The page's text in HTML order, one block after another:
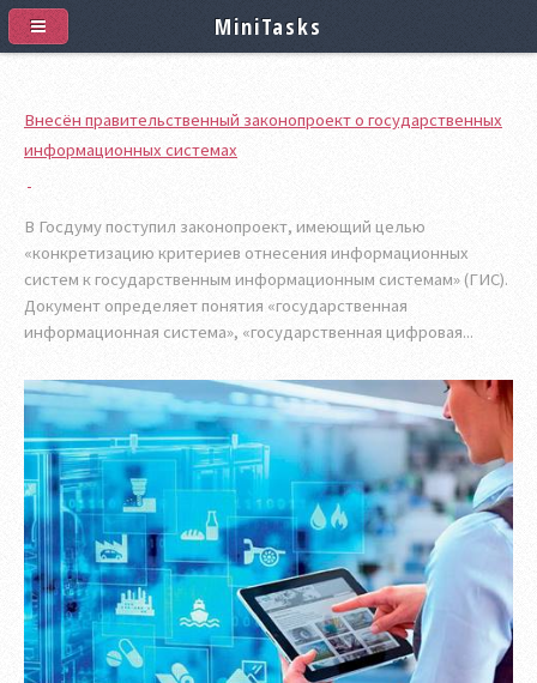
Внесён правительственный законопроект о государственных
информационных системах
В Госдуму поступил законопроект, имеющий целью
«конкретизацию критериев отнесения информационных
систем к государственным информационным системам» (ГИС).
Документ определяет понятия «государственная
информационная система», «государственная цифровая...
MiniTasks